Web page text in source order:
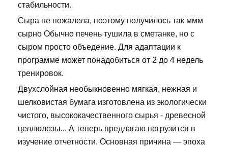
стабильности.
Сыра не пожалела, поэтому получилось так ммм
сырно Обычно печень тушила в сметанке, но с
сыром просто объедение. Для адаптации к
программе может понадобиться от 2 до 4 недель
тренировок.
Двухслойная необыкновенно мягкая, нежная и
шелковистая бумага изготовлена из экологически
чистого, высококачественного сырья - древесной
целлюлозы... А теперь предлагаю погрузится в
изучение отчетности. Основная причина — эпоха